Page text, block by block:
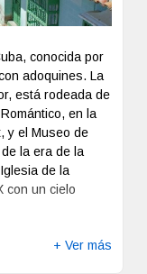
C.
un saco
de pantalón
playas o
y lentes de
aéreas: Copa
e Iberia
Vía terrestre:
puede
conocida por
adoquines. La
está rodeada de
en la
y el Museo de
la era de la
de la
con un cielo
+ Ver más